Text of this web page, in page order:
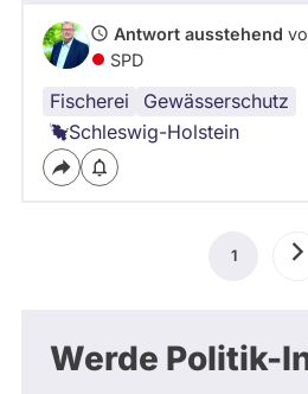
Antwort ausstehend
SPD
Fischerei
Gewässerschutz
Schleswig-Holstein
SeitennummerierungAktuelle
1
Werde Politik-